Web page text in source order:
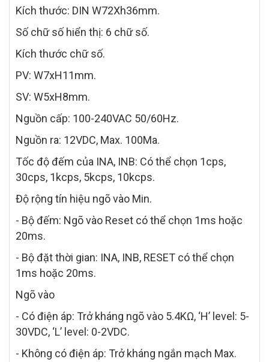
Kích thước: DIN W72Xh36mm.
Số chữ số hiển thị: 6 chữ số.
Kích thước chữ số.
PV: W7xH11mm.
SV: W5xH8mm.
Nguồn cấp: 100-240VAC 50/60Hz.
Nguồn ra: 12VDC, Max. 100Ma.
Tốc độ đếm của INA, INB: Có thể chọn 1cps,
30cps, 1kcps, 5kcps, 10kcps.
Độ rộng tín hiệu ngõ vào Min.
- Bộ đếm: Ngõ vào Reset có thể chọn 1ms hoặc
20ms.
- Bộ đặt thời gian: INA, INB, RESET có thể chọn
1ms hoặc 20ms.
Ngõ vào
- Có điện áp: Trở kháng ngõ vào 5.4KΩ, ‘H’ level: 5-
30VDC, ‘L’ level: 0-2VDC.
- Không có điện áp: Trở kháng ngắn mạch Max.